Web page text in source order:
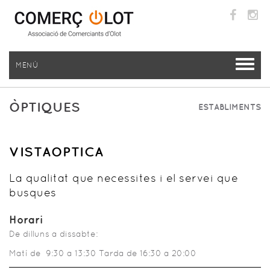
MENÚ
ESTABLIMENTS
ÒPTIQUES
VISTAOPTICA
La qualitat que necessites i el servei que
busques
Horari
De dilluns a dissabte:
Matí de 9:30 a 13:30 Tarda de 16:30 a 20:00